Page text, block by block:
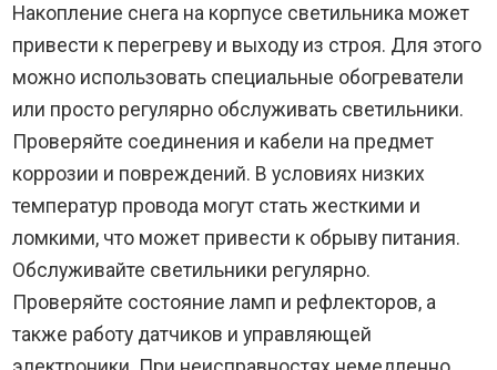
Накопление снега на корпусе светильника может
привести к перегреву и выходу из строя. Для этого
можно использовать специальные обогреватели
или просто регулярно обслуживать светильники.
Проверяйте соединения и кабели на предмет
коррозии и повреждений. В условиях низких
температур провода могут стать жесткими и
ломкими, что может привести к обрыву питания.
Обслуживайте светильники регулярно.
Проверяйте состояние ламп и рефлекторов, а
также работу датчиков и управляющей